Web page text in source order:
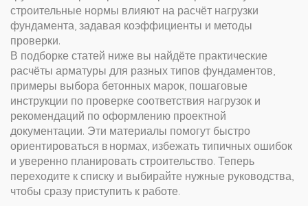
строительные нормы влияют на расчёт нагрузки
фундамента, задавая коэффициенты и методы
проверки.
В подборке статей ниже вы найдёте практические
расчёты арматуры для разных типов фундаментов,
примеры выбора бетонных марок, пошаговые
инструкции по проверке соответствия нагрузок и
рекомендаций по оформлению проектной
документации. Эти материалы помогут быстро
ориентироваться в нормах, избежать типичных ошибок
и уверенно планировать строительство. Теперь
переходите к списку и выбирайте нужные руководства,
чтобы сразу приступить к работе.